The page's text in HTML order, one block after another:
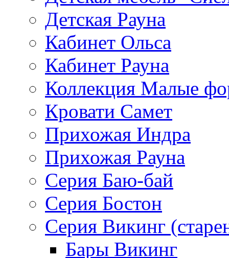
Детская Рауна
Кабинет Ольса
Кабинет Рауна
Коллекция Малые
Кровати Самет
Прихожая Индра
Прихожая Рауна
Серия Баю-бай
Серия Бостон
Серия Викинг
Бары Викинг